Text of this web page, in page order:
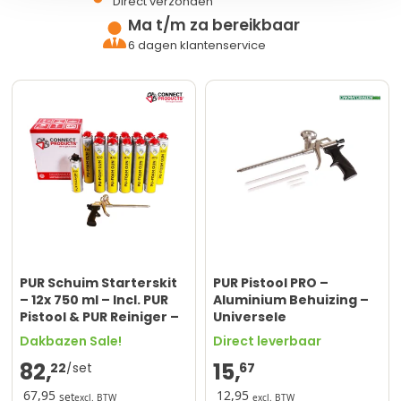
PUR Schuim Starterskit
– 12x 750 ml – Incl. PUR
Pistool & PUR Reiniger –
Seal-It® 470
Dakbazen Sale!
82,22
67,95 setexcl. BTW
PUR Pistool PRO –
Aluminium Behuizing –
Universele
Schroefaansluiting
Direct leverbaar
15,67
12,95 excl. BTW
Ma t/m za bereikbaar
6 dagen klantenservice